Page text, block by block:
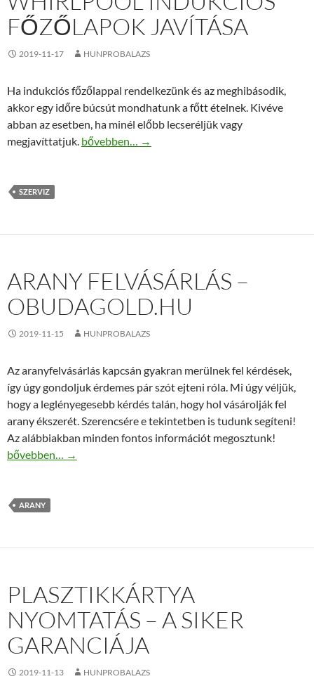
FŐZŐLAPOK JAVÍTÁSA
2019-11-17 HUNPROBALAZS
Ha indukciós főzőlappal rendelkezünk és az meghibásodik,
akkor egy időre búcsút mondhatunk a főtt ételnek. Kivéve
abban az esetben, ha minél előbb lecseréljük vagy
megjavíttatjuk. Whirlpool indukciós főzőlapok javítása
bővebben… →
SZERVIZ
ARANY FELVÁSÁRLÁS –
OBUDAGOLD.HU
2019-11-15 HUNPROBALAZS
Az aranyfelvásárlás kapcsán gyakran merülnek fel kérdések,
így úgy gondoljuk érdemes pár szót ejteni róla. Mi úgy véljük,
hogy a leglényegesebb kérdés talán, hogy hol vásárolják fel
arany ékszerét. Szerencsére e tekintetben is tudunk segíteni!
Az alábbiakban minden fontos információt megosztunk!
Arany felvásárlás – obudagold.hu
bővebben… →
ARANY
PLASZTIKKÁRTYA
NYOMTATÁS – A SIKER
GARANCIÁJA
2019-11-13 HUNPROBALAZS